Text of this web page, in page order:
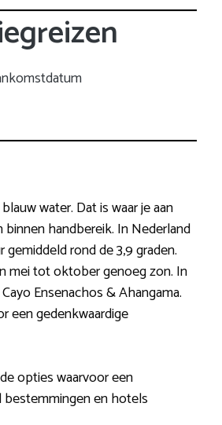
water. Dat is waar je aan
handbereik. In Nederland
rond de 3,9 graden.
mei tot oktober genoeg zon. In
Ensenachos & Ahangama.
een gedenkwaardige
opties waarvoor een
bestemmingen en hotels